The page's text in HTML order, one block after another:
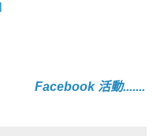
Facebook 活動.......